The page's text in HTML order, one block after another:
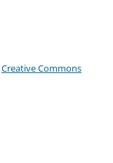
Creative Commons